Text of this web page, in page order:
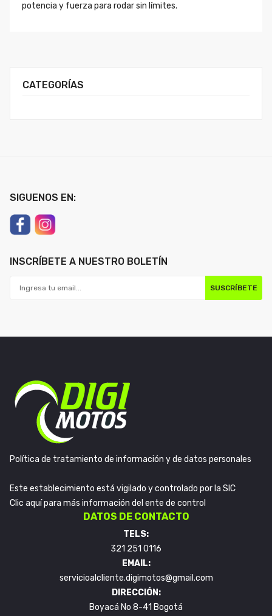
CATEGORÍAS
potencia y fuerza para rodar sin límites.
SIGUENOS EN:
INSCRÍBETE A NUESTRO BOLETÍN
SUSCRÍBETE
Política de tratamiento de información y de datos personales
Este establecimiento está vigilado y controlado por la SIC
Clic aquí para más información del ente de control
DATOS DE CONTACTO
TELS:
321 251 0116
EMAIL:
servicioalcliente.digimotos@gmail.com
DIRECCIÓN:
Boyacá No 8-41 Bogotá